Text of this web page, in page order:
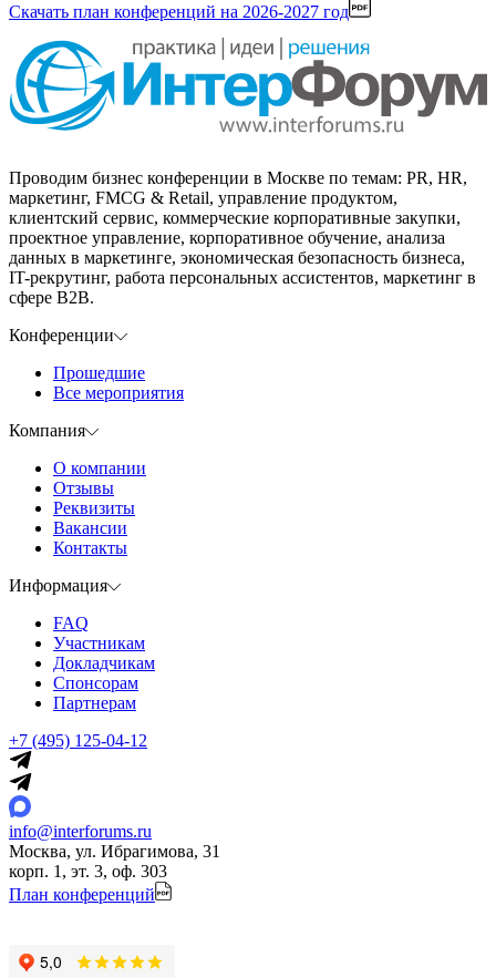
Скачать план конференций на 2026-2027 год
Проводим бизнес конференции в Москве по темам: PR, HR,
маркетинг, FMCG & Retail, управление продуктом,
клиентский сервис, коммерческие корпоративные закупки,
проектное управление, корпоративное обучение, анализа
данных в маркетинге, экономическая безопасность бизнеса,
IT-рекрутинг, работа персональных ассистентов, маркетинг в
сфере B2B.
Конференции
Прошедшие
Все мероприятия
Компания
О компании
Отзывы
Реквизиты
Вакансии
Контакты
Информация
FAQ
Участникам
Докладчикам
Спонсорам
Партнерам
+7 (495) 125-04-12
info@interforums.ru
Москва, ул. Ибрагимова, 31
корп. 1, эт. 3, оф. 303
План конференций